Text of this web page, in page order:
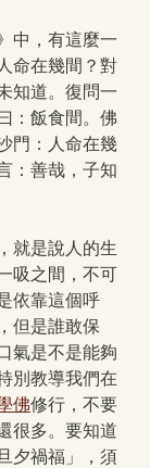
，有這麼一
命在幾間？對
知道。復問一
：飯食間。佛
門：人命在幾
：善哉，子知
是說人的生
吸之間，不可
依靠這個呼
但是誰敢保
氣是不是能夠
別教導我們在
佛修行，不要
很多。要知道
夕禍福」，須